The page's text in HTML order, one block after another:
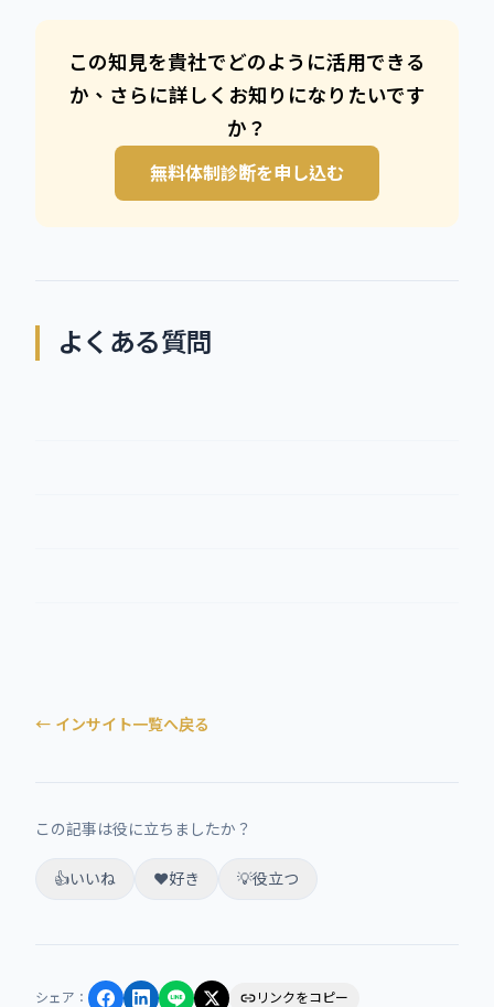
この知見を貴社でどのように活用できる
か、さらに詳しくお知りになりたいです
か？
無料体制診断を申し込む
よくある質問
← インサイト一覧へ戻る
この記事は役に立ちましたか？
👍いいね ❤️好き 💡役立つ
シェア ： リンクをコピー